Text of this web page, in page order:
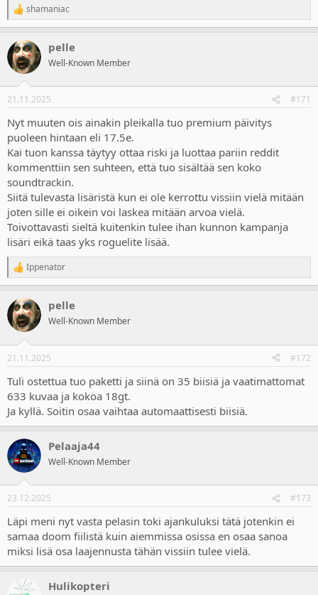
R
e
c
t
i
s
shamaniac
pelle
Well-Known Member
21.11.2025 #171
Nyt muuten ois ainakin pleikalla tuo premium päivitys
puoleen hintaan eli 17.5e.
Kai tuon kanssa täytyy ottaa riski ja luottaa pariin reddit
kommenttiin sen suhteen, että tuo sisältää sen koko
soundtrackin.
Siitä tulevasta lisäristä kun ei ole kerrottu vissiin vielä mitään
joten sille ei oikein voi laskea mitään arvoa vielä.
Toivottavasti sieltä kuitenkin tulee ihan kunnon kampanja
lisäri eikä taas yks roguelite lisää.
R
e
c
t
i
s
Ippenator
pelle
Well-Known Member
21.11.2025 #172
Tuli ostettua tuo paketti ja siinä on 35 biisiä ja vaatimattomat
633 kuvaa ja kokoa 18gt.
Ja kyllä. Soitin osaa vaihtaa automaattisesti biisiä.
Pelaaja44
Well-Known Member
23.12.2025 #173
Läpi meni nyt vasta pelasin toki ajankuluksi tätä jotenkin ei
samaa doom fiilistä kuin aiemmissa osissa en osaa sanoa
miksi lisä osa laajennusta tähän vissiin tulee vielä.
Hulikopteri